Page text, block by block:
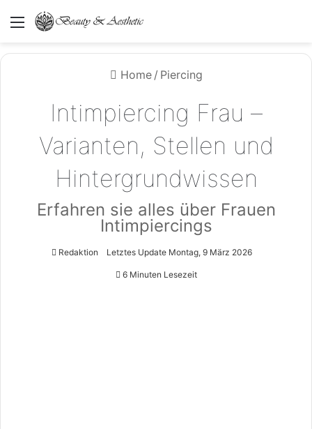
Menü
Home / Piercing
Intimpiercing Frau –
Varianten, Stellen und
Hintergrundwissen
Erfahren sie alles über Frauen
Intimpiercings
Redaktion Letztes Update Montag, 9 März 2026
6 Minuten Lesezeit